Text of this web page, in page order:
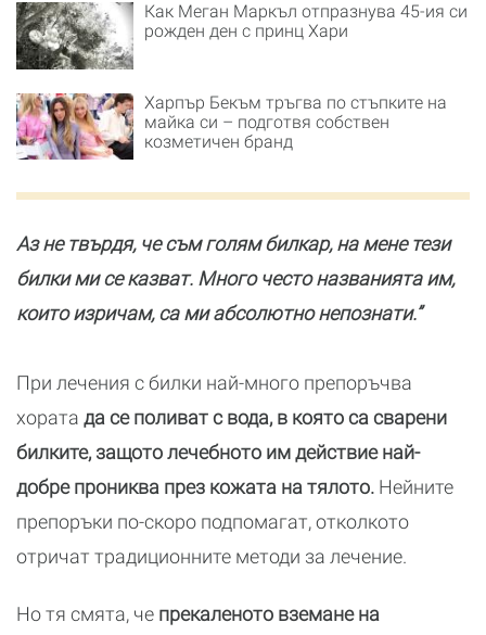
Как Меган Маркъл отпразнува 45-ия си
рожден ден с принц Хари
Харпър Бекъм тръгва по стъпките на
майка си – подготвя собствен
козметичен бранд
Аз не твърдя, че съм голям билкар, на мене тези
билки ми се казват. Много често названията им,
които изричам, са ми абсолютно непознати.”
При лечения с билки най-много препоръчва
хората да се поливат с вода, в която са сварени
билките, защото лечебното им действие най-
добре прониква през кожата на тялото. Нейните
препоръки по-скоро подпомагат, отколкото
отричат традиционните методи за лечение.
Но тя смята, че прекаленото вземане на